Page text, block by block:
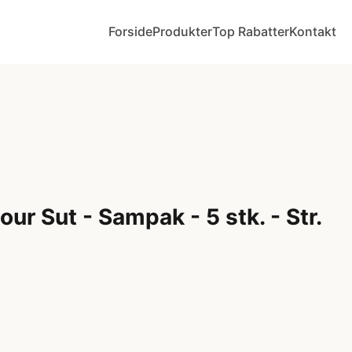
ForsideProdukterTop RabatterKontakt
Sut - Sampak - 5 stk. - Str.